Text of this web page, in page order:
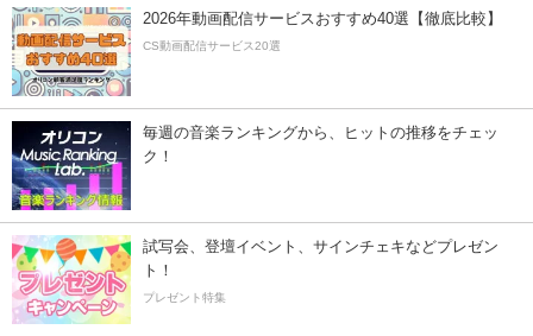
2026年動画配信サービスおすすめ40選【徹底比較】
CS動画配信サービス20選
毎週の音楽ランキングから、ヒットの推移をチェッ
ク！
試写会、登壇イベント、サインチェキなどプレゼン
ト！
プレゼント特集